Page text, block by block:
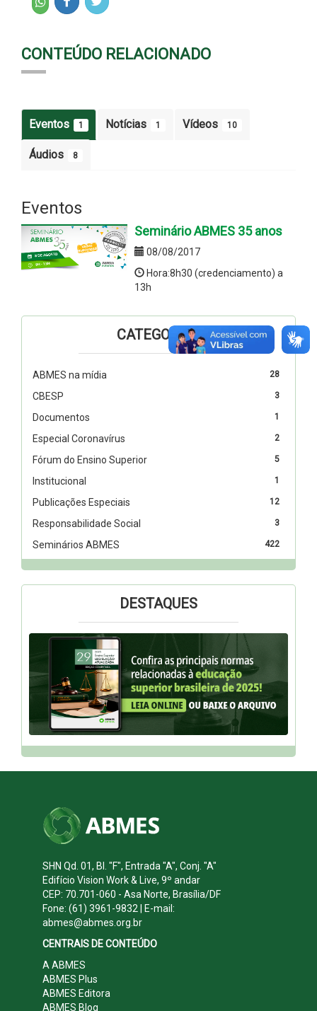
CONTEÚDO RELACIONADO
Eventos 1 Notícias 1 Vídeos 10
Áudios 8
Eventos
Seminário ABMES 35 anos
08/08/2017
Hora:8h30 (credenciamento) a
13h
CATEGORIAS
28
ABMES na mídia
3
CBESP
1
Documentos
2
Especial Coronavírus
5
Fórum do Ensino Superior
1
Institucional
12
Publicações Especiais
3
Responsabilidade Social
422
Seminários ABMES
DESTAQUES
SHN Qd. 01, Bl. "F", Entrada "A", Conj. "A"
Edifício Vision Work & Live, 9º andar
CEP: 70.701-060 - Asa Norte, Brasília/DF
Fone: (61) 3961-9832 | E-mail:
abmes@abmes.org.br
CENTRAIS DE CONTEÚDO
A ABMES
ABMES Plus
ABMES Editora
ABMES Blog